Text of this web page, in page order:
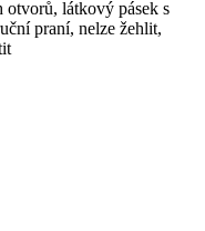
otvorů, látkový pásek s
praní, nelze žehlit,